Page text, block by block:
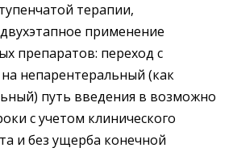
терапии,
применение
препаратов: переход с
непарентеральный (как
путь введения в возможно
с учетом клинического
и без ущерба конечной